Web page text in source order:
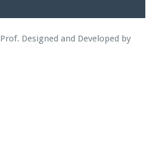
Designed and Developed by